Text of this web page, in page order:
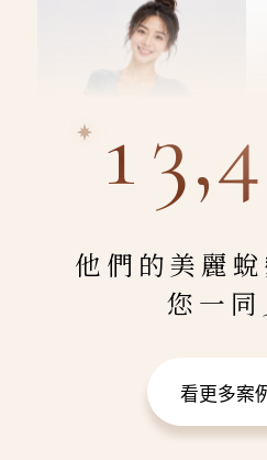
他們的美麗
您一同
看更多案